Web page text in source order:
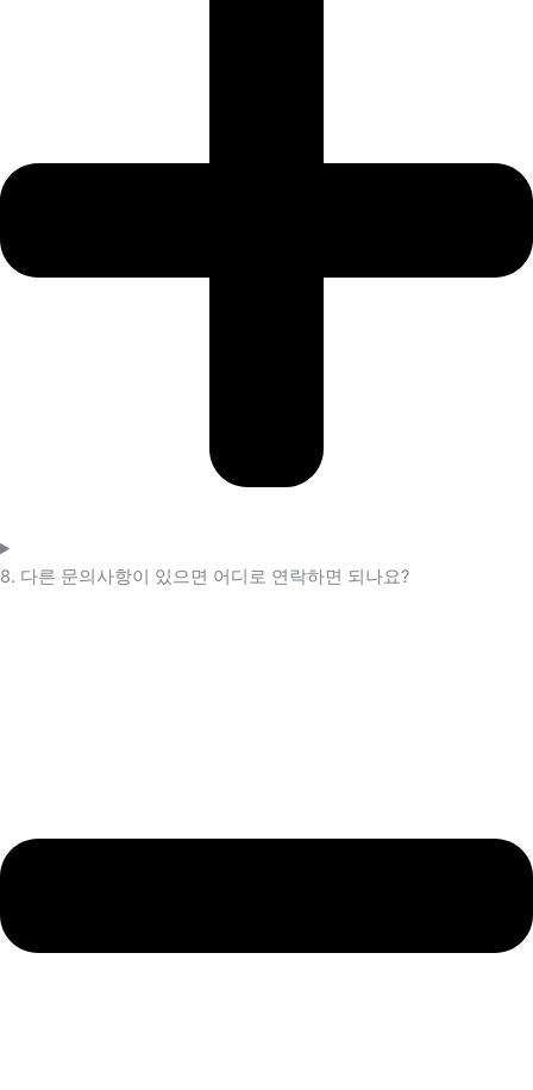
8. 다른 문의사항이 있으면 어디로 연락하면 되나요?